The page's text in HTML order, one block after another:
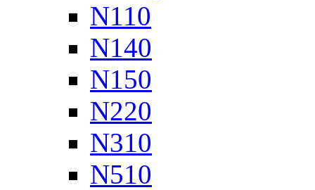
N110
N140
N150
N220
N310
N510